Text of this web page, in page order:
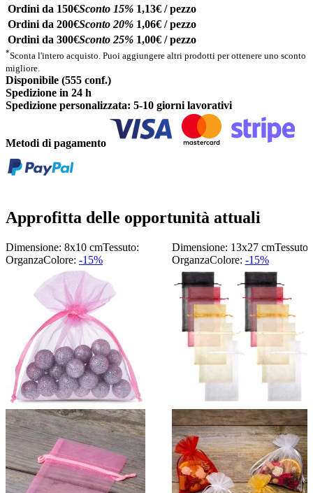
Ordini da 150€Sconto 15% 1,13€ / pezzo
Ordini da 200€Sconto 20% 1,06€ / pezzo
Ordini da 300€Sconto 25% 1,00€ / pezzo
*Sconta l'intero acquisto. Puoi aggiungere altri prodotti per ottenere uno sconto
migliore.
Disponibile (555 conf.)
Spedizione in 24 h
Spedizione personalizzata: 5-10 giorni lavorativi
Metodi di pagamento
Approfitta delle opportunità attuali
Dimensione: 8x10 cmTessuto:
OrganzaColore: -15%
Dimensione: 13x27 cmTessuto:
OrganzaColore: -15%